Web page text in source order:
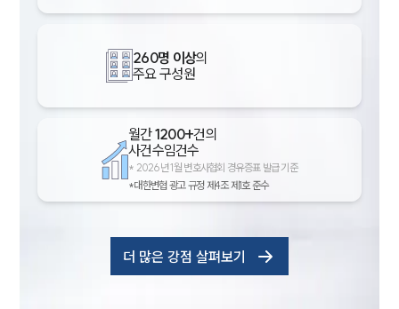
260명 이상의
주요 구성원
월간1200+건의
사건수임건수
* 2026년 1월 변호사협회 경유증표 발급 기준
*대한변협 광고 규정 제4조 제1호 준수
더 많은 강점 살펴보기